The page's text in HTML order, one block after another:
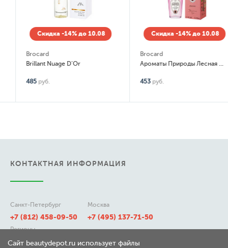
Скидка -14% до 10.08
Brocard
Brillant Nuage D'Or
руб.
Скидка -14% до 10.08
Brocard
Ароматы Природы Лесная земляника и полевые травы
руб.
КОНТАКТНАЯ ИНФОРМАЦИЯ
Санкт-Петербург
+7 (812) 458-09-50
Москва
+7 (495) 137-71-50
Регионы
8 (800) 511-21-50
Сайт beautydepot.ru использует файлы